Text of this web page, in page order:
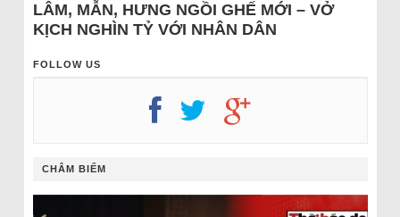
LÂM, MẪN, HƯNG NGỒI GHẾ MỚI – VỞ
KỊCH NGHÌN TỶ VỚI NHÂN DÂN
FOLLOW US
CHÂM BIẾM